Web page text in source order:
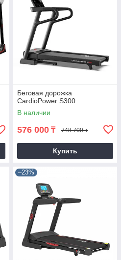
Беговая дорожка
CardioPower S300
В наличии
576 000 ₸ 748 700 ₸
Купить
–23%